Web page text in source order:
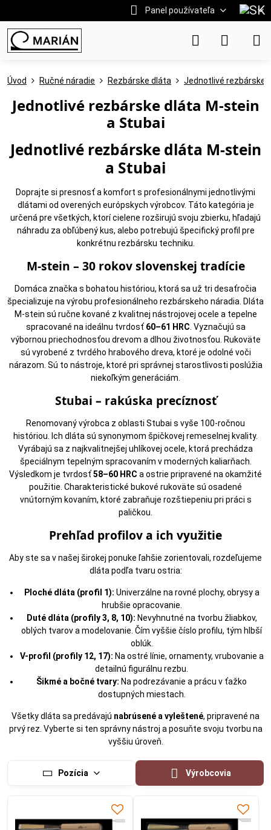
Panel používateľa
Úvod Ručné náradie Rezbárske dláta Jednotlivé rezbárske
Jednotlivé rezbárske dláta M-stein
a Stubai
Jednotlivé rezbárske dláta M-stein
a Stubai
Doprajte si presnosť a komfort s profesionálnymi jednotlivými
dlátami od overených európskych výrobcov. Táto kategória je
určená pre všetkých, ktorí cielene rozširujú svoju zbierku, hľadajú
náhradu za obľúbený kus, alebo potrebujú špecifický profil pre
konkrétnu rezbársku techniku.
M-stein – 30 rokov slovenskej tradície
Domáca značka s bohatou históriou, ktorá sa už tri desaťročia
špecializuje na výrobu profesionálneho rezbárskeho náradia. Dláta
M-stein sú ručne kované z kvalitnej nástrojovej ocele a tepelne
spracované na ideálnu tvrdosť 60–61 HRC . Vyznačujú sa
výbornou priechodnosťou drevom a dlhou životnosťou. Rukoväte
sú vyrobené z tvrdého hrabového dreva, ktoré je odolné voči
nárazom. Sú to nástroje, ktoré pri správnej starostlivosti poslúžia
niekoľkým generáciám.
Stubai – rakúska precíznosť
Renomovaný výrobca z oblasti Stubai s vyše 100-ročnou
históriou. Ich dláta sú synonymom špičkovej remeselnej kvality.
Vyrábajú sa z najkvalitnejšej uhlíkovej ocele, ktorá prechádza
špeciálnym tepelným spracovaním v moderných kaliarňach.
Výsledkom je tvrdosť58–60 HRC a ostrie pripravené na okamžité
použitie. Charakteristické bukové rukoväte sú osadené
vnútorným kovaním, ktoré zabraňuje rozštiepeniu pri práci s
paličkou.
Prehľad profilov a ich využitie
Aby ste sa v našej širokej ponuke ľahšie zorientovali, rozdeľujeme
dláta podľa tvaru ostria:
Ploché dláta (profil 1): Univerzálne na rovné plochy, obrysy a
hrubšie opracovanie.
Duté dláta (profily 3, 8, 10): Nevyhnutné na tvorbu žliabkov,
oblých tvarov a modelovanie. Čím vyššie číslo profilu, tým hlbší
oblúk.
V-profil (profily 12, 17): Na ostré línie, ornamenty, vrubovanie a
detailnú figurálnu rezbu.
Šikmé a bočné tvary: Na podrezávanie a prácu v ťažko
dostupných miestach.
Všetky dláta sa predávajú nabrúsené a vyleštené, pripravené na
prvý rez. Vyberte si ten správny nástroj a posuňte svoju tvorbu na
vyššiu úroveň.
Pozícia Výrobcovia